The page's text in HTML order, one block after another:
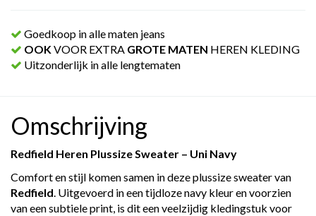
Goedkoop in alle maten jeans
OOKVOOR EXTRA GROTE MATEN HEREN KLEDING
Uitzonderlijk in alle lengtematen
Omschrijving
Redfield Heren Plussize Sweater – Uni Navy
Comfort en stijl komen samen in deze plussize sweater van
Redfield. Uitgevoerd in een tijdloze navy kleur en voorzien
van een subtiele print, is dit een veelzijdig kledingstuk voor